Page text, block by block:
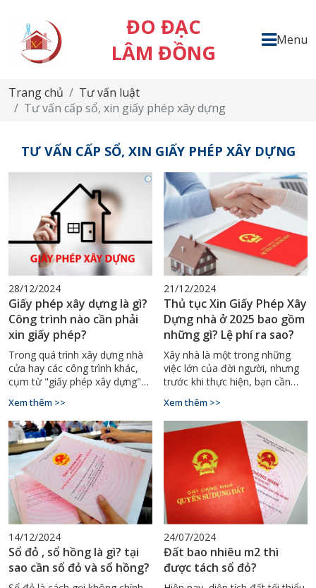
ĐO ĐẠC
LÂM ĐỒNG
Menu
Trang chủ
Tư vấn luật
Tư vấn cấp sổ, xin giấy phép xây dựng
TƯ VẤN CẤP SỔ, XIN GIẤY PHÉP XÂY DỰNG
28/12/2024
Giấy phép xây dựng là gì?
Công trình nào cần phải
xin giấy phép?
Trong quá trình xây dựng nhà
cửa hay các công trình khác,
cụm từ "giấy phép xây dựng"
như một yếu tố pháp lý không
thể thiếu. Đây là một khâu
quan trọng nhằm đảm bảo
công trình được xây dựng theo
đúng quy định của pháp luật,
tránh các rắc rối pháp lý sau
này. Vậy giấy phép xây dựng là
gì? Những công trình nào cần
phải xin giấy phép? Bài viết
dưới đây sẽ giúp bạn giải đáp
những thắc mắc này một cách
chi tiết nhất.
Xem thêm >>
21/12/2024
Thủ tục Xin Giấy Phép Xây
Dựng nhà ở 2025 bao gồm
những gì? Lệ phí ra sao?
Xây nhà là một trong những
việc lớn của đời người, nhưng
trước khi thực hiện, bạn cần
bằng cách xin giấy phép xây
dựng. Dưới đây là thông tin chi
tiết về các thủ tục và lệ phí xin
giấy phép xây dựng nhà ở
trong năm 2025.
Xem thêm >>
14/12/2024
Sổ đỏ , sổ hồng là gì? tại
sao cần sổ đỏ và sổ hồng?
24/07/2024
Đất bao nhiêu m2 thì
được tách sổ đỏ?